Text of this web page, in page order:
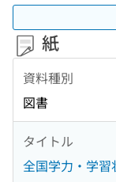
紙
資料種別
図書
タイトル
全国学力・学習